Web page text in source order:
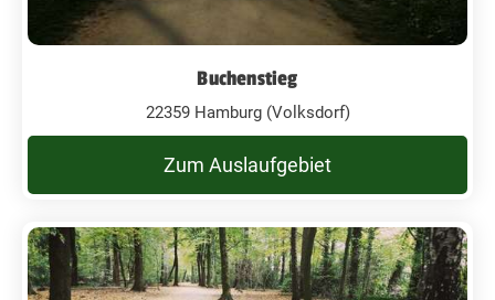
Buchenstieg
22359 Hamburg (Volksdorf)
Zum Auslaufgebiet